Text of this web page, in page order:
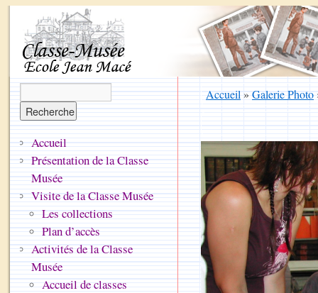
Accueil»Galerie Photo
Accueil
Présentation de la Classe
Musée
Visite de la Classe Musée
Les collections
Plan d’accès
Activités de la Classe
Musée
Accueil de classes